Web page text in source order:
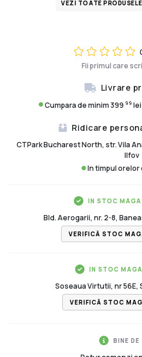
Fii primul care
Livrare
Cumpara de minim 399 99
Ridicare
CTPark Bucharest North, str. Vila
Ilfov
In timpul orelor
IN STOC
Bld. Aerogarii, nr. 2-8,
VERIFICĂ STOC
IN STOC
Soseaua Virtutii, nr
VERIFICĂ STOC
BINE
VEZI TOATE